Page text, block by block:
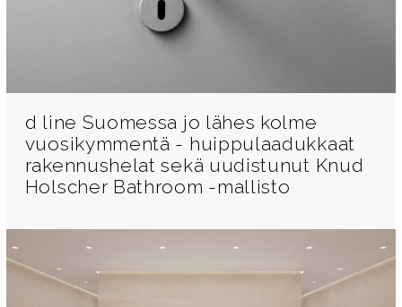
d line Suomessa jo lähes kolme
vuosikymmentä - huippulaadukkaat
rakennushelat sekä uudistunut Knud
Holscher Bathroom -mallisto